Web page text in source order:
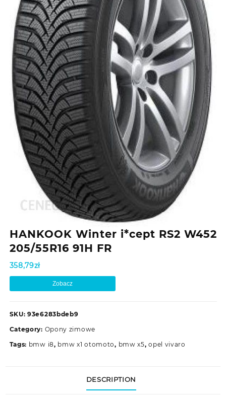
HANKOOK Winter i*cept RS2 W452
205/55R16 91H FR
358,79zł
Zobacz
SKU: 93e6283bdeb9
Category: Opony zimowe
Tags: bmw i8, bmw x1 otomoto, bmw x5,opel vivaro
DESCRIPTION